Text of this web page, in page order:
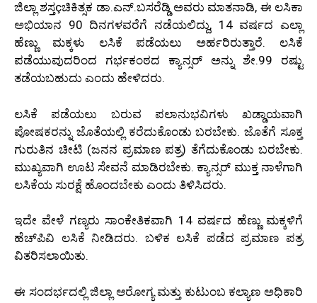
ಜಿಲ್ಲಾ ಶಸ್ತçಚಿಕಿತ್ಸಕ ಡಾ.ಎನ್.ಬಸರೆಡ್ಡಿ ಅವರು ಮಾತನಾಡಿ, ಈ ಲಸಿಕಾ
ಅಭಿಯಾನ 90 ದಿನಗಳವರೆಗೆ ನಡೆಯಲಿದ್ದು, 14 ವರ್ಷದ ಎಲ್ಲಾ
ಹೆಣ್ಣು ಮಕ್ಕಳು ಲಸಿಕೆ ಪಡೆಯಲು ಅರ್ಹರಿರುತ್ತಾರೆ. ಲಸಿಕೆ
ಪಡೆಯುವುದರಿಂದ ಗರ್ಭಕಂಠದ ಕ್ಯಾನ್ಸರ್ ಅನ್ನು ಶೇ.99 ರಷ್ಟು
ತಡೆಯಬಹುದು ಎಂದು ಹೇಳಿದರು.
ಲಸಿಕೆ ಪಡೆಯಲು ಬರುವ ಪಲಾನುಭವಿಗಳು ಖಡ್ಡಾಯವಾಗಿ
ಪೋಷಕರನ್ನು ಜೊತೆಯಲ್ಲಿ ಕರೆದುಕೊಂಡು ಬರಬೇಕು. ಜೊತೆಗೆ ಸೂಕ್ತ
ಗುರುತಿನ ಚೀಟಿ (ಜನನ ಪ್ರಮಾಣ ಪತ್ರ) ತೆಗೆದುಕೊಂಡು ಬರಬೇಕು.
ಮುಖ್ಯವಾಗಿ ಊಟ ಸೇವನೆ ಮಾಡಿರಬೇಕು. ಕ್ಯಾನ್ಸರ್ ಮುಕ್ತ ನಾಳೆಗಾಗಿ
ಲಸಿಕೆಯ ಸುರಕ್ಷೆ ಹೊಂದಬೇಕು ಎಂದು ತಿಳಿಸಿದರು.
ಇದೇ ವೇಳೆ ಗಣ್ಯರು ಸಾಂಕೇತಿಕವಾಗಿ 14 ವರ್ಷದ ಹೆಣ್ಣು ಮಕ್ಕಳಿಗೆ
ಹೆಚ್‌ಪಿವಿ ಲಸಿಕೆ ನೀಡಿದರು. ಬಳಿಕ ಲಸಿಕೆ ಪಡೆದ ಪ್ರಮಾಣ ಪತ್ರ
ವಿತರಿಸಲಾಯಿತು.
ಈ ಸಂದರ್ಭದಲ್ಲಿ ಜಿಲ್ಲಾ ಆರೋಗ್ಯ ಮತ್ತು ಕುಟುಂಬ ಕಲ್ಯಾಣ ಅಧಿಕಾರಿ